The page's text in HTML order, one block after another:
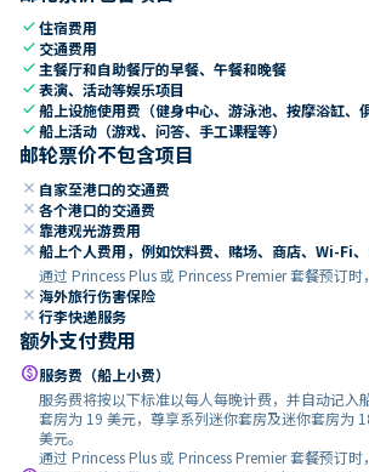
check住宿费用
check 交通费用
check 主餐厅和自助餐厅的早餐、午餐和晚餐
check表演、活动等娱乐项目
check船上设施使用费（健身中心、游泳池、按摩浴缸、
check船上活动（游戏、问答、手工课程等）
邮轮票价不包含项目
close 自家至港口的交通费
close 各个港口的交通费
close 靠港观光游费用
close 船上个人费用，例如饮料费、赌场、商店、Wi-Fi
通过 Princess Plus 或 Princess Premier 套餐预订时
close 海外旅行伤害保险
close 行李快递服务
额外支付费用
paid服务费（船上小费）
服务费将按以下标准以每人每晚计费，并自动记入
套房为 19 美元，尊享系列迷你套房及迷你套房为
美元。
通过 Princess Plus 或 Princess Premier 套餐预订时